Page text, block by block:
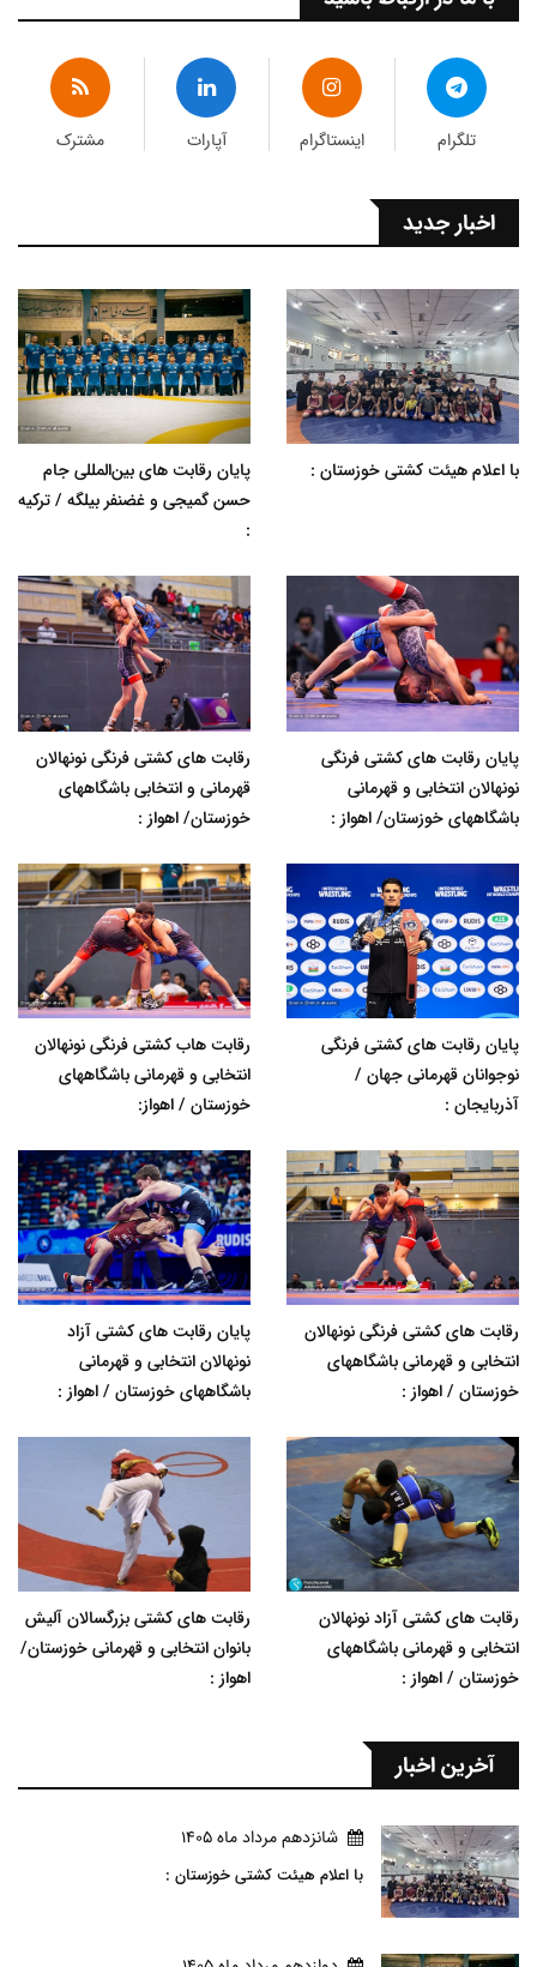
تلگرام اینستاگرام آپارات مشترک
اخبار جدید
با اعلام هیئت کشتی خوزستان :
پایان رقابت های بین‌المللی جام
حسن گمیجی و غضنفر بیلگه / ترکیه
:
پایان رقابت های کشتی فرنگی
نونهالان انتخابی و قهرمانی
باشگاههای خوزستان/ اهواز :
رقابت های کشتی فرنگی نونهالان
قهرمانی و انتخابی باشگاههای
خوزستان/ اهواز :
پایان رقابت های کشتی فرنگی
نوجوانان قهرمانی جهان /
آذربایجان :
رقابت هاب کشتی فرنگی نونهالان
انتخابی و قهرمانی باشگاههای
خوزستان / اهواز:
رقابت های کشتی فرنگی نونهالان
انتخابی و قهرمانی باشگاههای
خوزستان / اهواز :
پایان رقابت های کشتی آزاد
نونهالان انتخابی و قهرمانی
باشگاههای خوزستان / اهواز :
رقابت های کشتی آزاد نونهالان
انتخابی و قهرمانی باشگاههای
خوزستان / اهواز :
رقابت های کشتی بزرگسالان آلیش
بانوان انتخابی و قهرمانی خوزستان/
اهواز :
آخرین اخبار
شانزدهم مرداد ماه 1405
با اعلام هیئت کشتی خوزستان :